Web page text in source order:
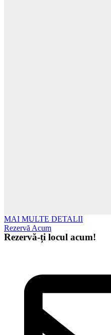
MAI MULTE DETALII
Rezervă Acum
Rezervă-ți locul acum!